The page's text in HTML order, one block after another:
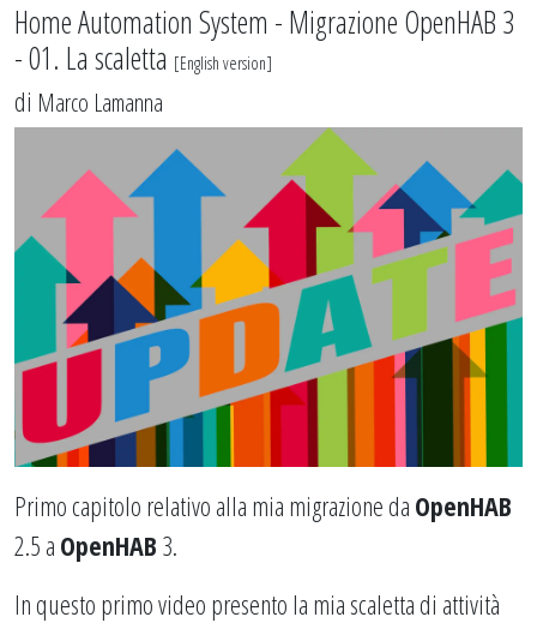
Home Automation System - Migrazione OpenHAB 3
- 01. La scaletta [English version]
di Marco Lamanna
Primo capitolo relativo alla mia migrazione da OpenHAB
2.5 a OpenHAB 3.
In questo primo video presento la mia scaletta di attività